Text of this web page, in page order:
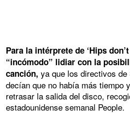
Para la intérprete de ‘Hips
“incómodo” lidiar con la
canción, ya que los directivos
decían que no había más tiempo
retrasar la salida del disco,
estadounidense semanal People.